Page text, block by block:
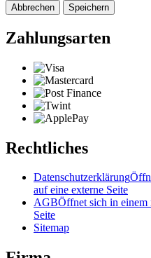
Abbrechen Speichern
Zahlungsarten
Rechtliches
Datenschutzerklärung
auf eine externe Seite
AGBÖffnet sich in einem
Seite
Sitemap